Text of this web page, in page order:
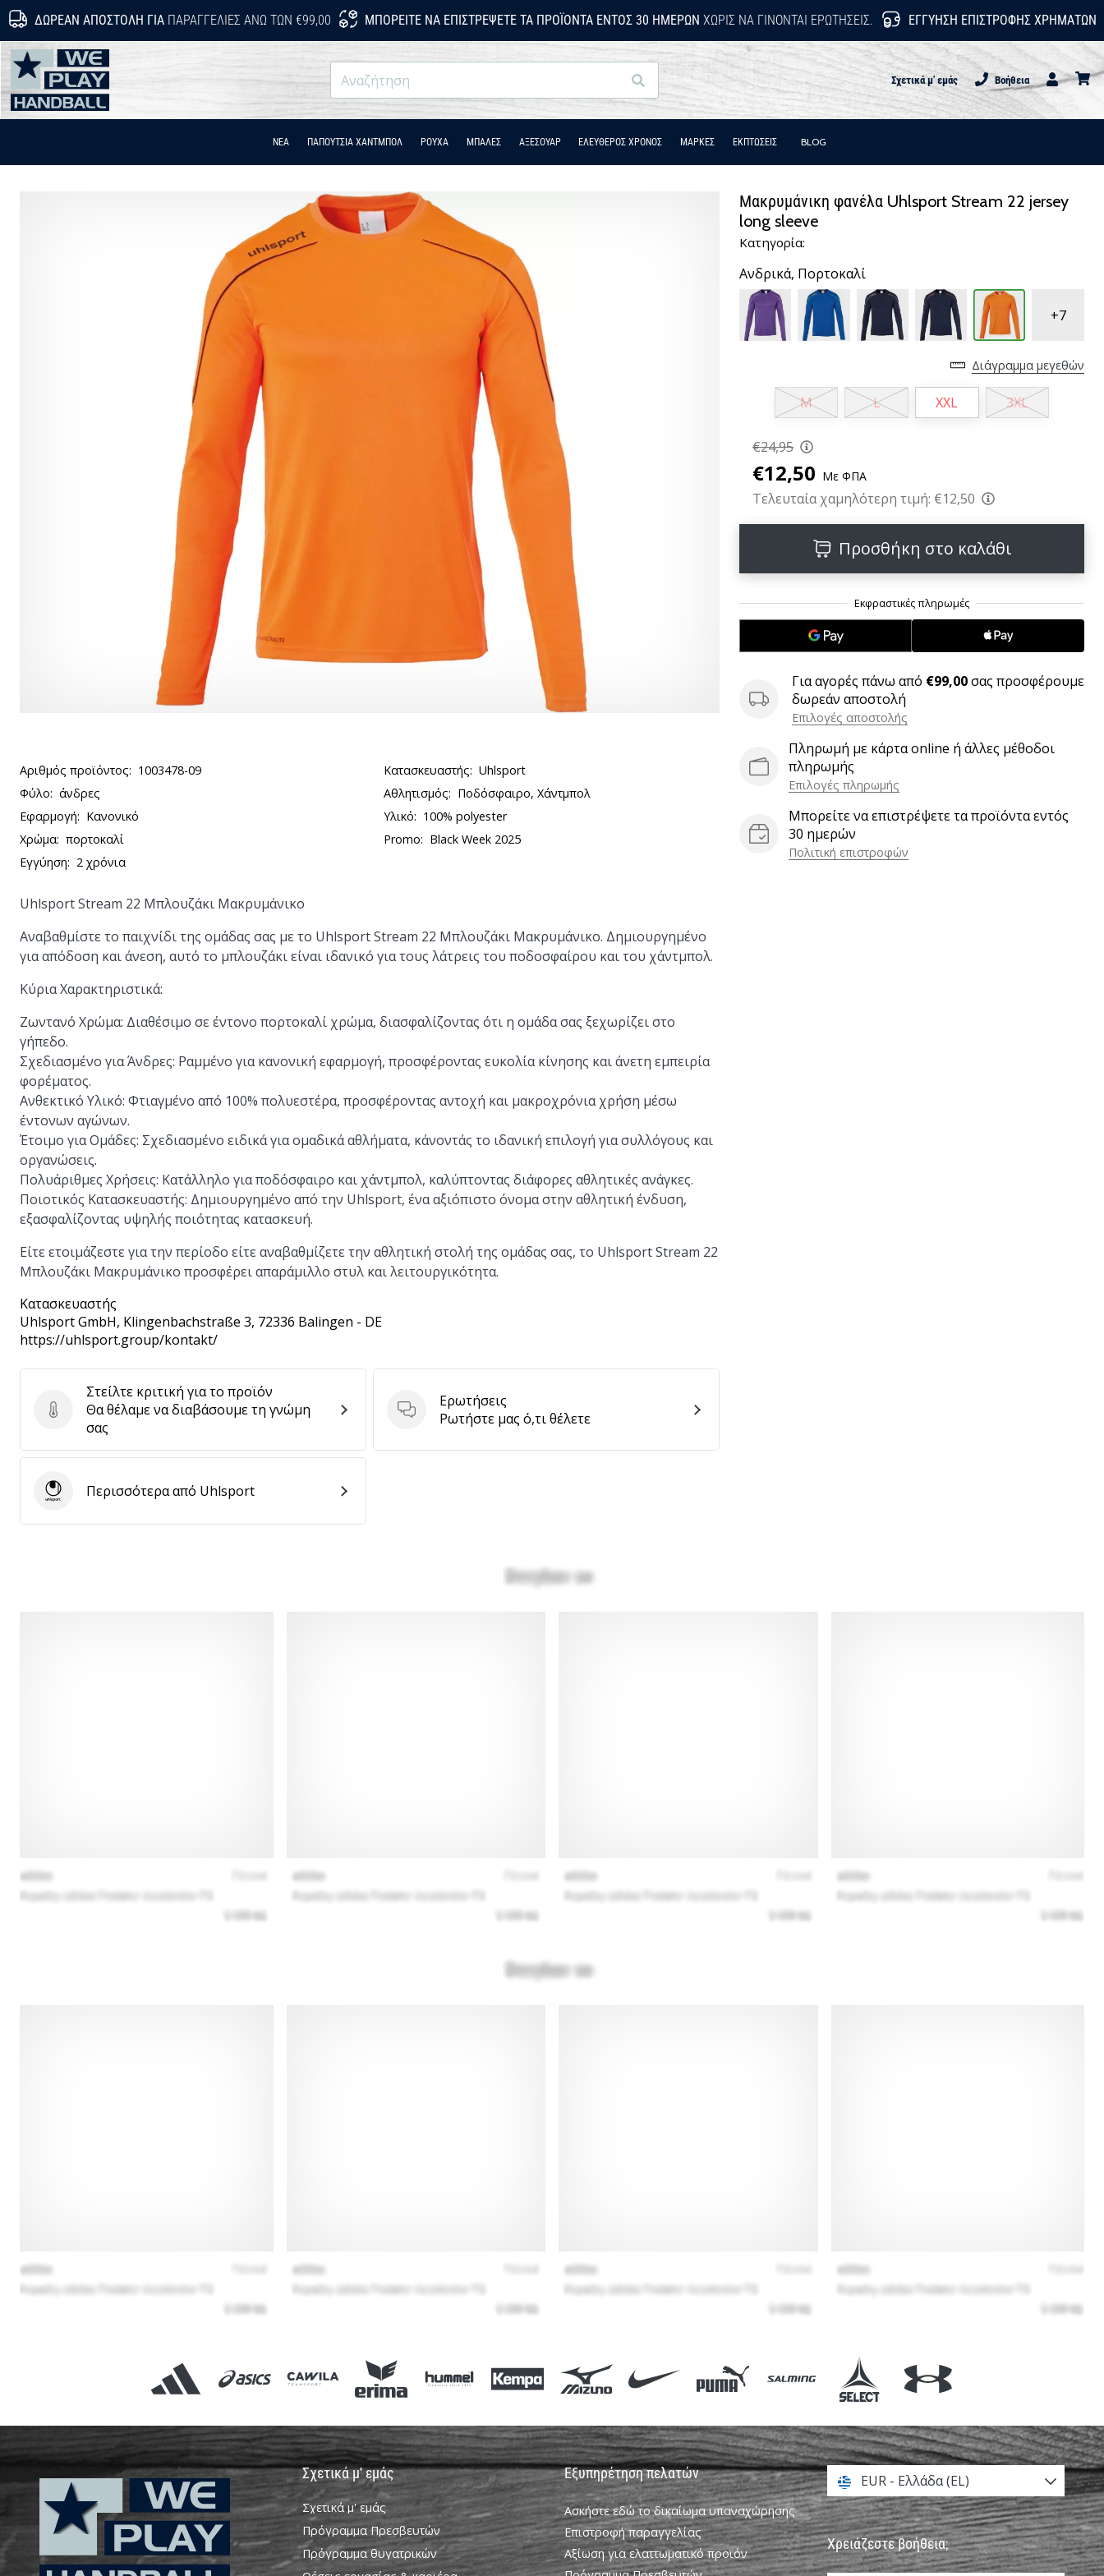
ΔΩΡΕΆΝ ΑΠΟΣΤΟΛΉ ΓΙΑΠΑΡΑΓΓΕΛΊΕΣ ΆΝΩ ΤΩΝ €99,00 ΜΠΟΡΕΊΤΕ ΝΑ ΕΠΙΣΤΡΈΨΕΤΕ ΤΑ ΠΡΟΪΌΝΤΑ ΕΝΤΌΣ 30 ΗΜΕΡΏΝ ΧΩΡΊΣ ΝΑ ΓΊΝΟΝΤΑΙ ΕΡΩΤΉΣΕΙΣ. ΕΓΓΎΗΣΗ ΕΠΙΣΤΡΟΦΉΣ ΧΡΗΜΆΤΩΝ
WePlayHandball.gr
Αναζήτηση Σχετικά μ' εμάς
Βοήθεια
Χρήστης
ΝΕΑ ΠΑΠΟΎΤΣΙΑ ΧΆΝΤΜΠΟΛ ΡΟΎΧΑ ΜΠΑΛΕΣ ΑΞΕΣΟΥΑΡ ΕΛΕΥΘΕΡΟΣ ΧΡΟΝΟΣ ΜΑΡΚΕΣ ΕΚΠΤΩΣΕΙΣ BLOG
Μακρυμάνικη φανέλα Uhlsport Stream 22 jersey
long sleeve
Κατηγορία:
Ανδρικά, Πορτοκαλί
+7
Διάγραμμα μεγεθών
M L XXL 3XL
€24,95
€12,50 Με ΦΠΑ
Τελευταία χαμηλότερη τιμή: €12,50
Προσθήκη στο καλάθι
Για αγορές πάνω από €99,00σας προσφέρουμε
δωρεάν αποστολή
Επιλογές αποστολής
Πληρωμή με κάρτα online ή άλλες μέθοδοι
πληρωμής
Επιλογές πληρωμής
Μπορείτε να επιστρέψετε τα προϊόντα εντός
30 ημερών
Πολιτική επιστροφών
Αριθμός προϊόντος: 1003478-09 Κατασκευαστής: Uhlsport
Φύλο: άνδρες Αθλητισμός: Ποδόσφαιρο, Χάντμπολ
Εφαρμογή: Κανονικό Υλικό: 100% polyester
Χρώμα: πορτοκαλί Promo: Black Week 2025
Εγγύηση: 2 χρόνια
Uhlsport Stream 22 Μπλουζάκι Μακρυμάνικο
Αναβαθμίστε το παιχνίδι της ομάδας σας με το Uhlsport Stream 22 Μπλουζάκι Μακρυμάνικο. Δημιουργημένο
για απόδοση και άνεση, αυτό το μπλουζάκι είναι ιδανικό για τους λάτρεις του ποδοσφαίρου και του χάντμπολ.
Κύρια Χαρακτηριστικά:
Ζωντανό Χρώμα: Διαθέσιμο σε έντονο πορτοκαλί χρώμα, διασφαλίζοντας ότι η ομάδα σας ξεχωρίζει στο
γήπεδο.
Σχεδιασμένο για Άνδρες: Ραμμένο για κανονική εφαρμογή, προσφέροντας ευκολία κίνησης και άνετη εμπειρία
φορέματος.
Ανθεκτικό Υλικό: Φτιαγμένο από 100% πολυεστέρα, προσφέροντας αντοχή και μακροχρόνια χρήση μέσω
έντονων αγώνων.
Έτοιμο για Ομάδες: Σχεδιασμένο ειδικά για ομαδικά αθλήματα, κάνοντάς το ιδανική επιλογή για συλλόγους και
οργανώσεις.
Πολυάριθμες Χρήσεις: Κατάλληλο για ποδόσφαιρο και χάντμπολ, καλύπτοντας διάφορες αθλητικές ανάγκες.
Ποιοτικός Κατασκευαστής: Δημιουργημένο από την Uhlsport, ένα αξιόπιστο όνομα στην αθλητική ένδυση,
εξασφαλίζοντας υψηλής ποιότητας κατασκευή.
Είτε ετοιμάζεστε για την περίοδο είτε αναβαθμίζετε την αθλητική στολή της ομάδας σας, το Uhlsport Stream 22
Μπλουζάκι Μακρυμάνικο προσφέρει απαράμιλλο στυλ και λειτουργικότητα.
Κατασκευαστής
Uhlsport GmbH, Klingenbachstraße 3, 72336 Balingen - DE
https://uhlsport.group/kontakt/
Στείλτε κριτική για το προϊόν
Στείλτε κριτική για το προϊόν
Θα θέλαμε να διαβάσουμε τη γνώμη
σας
Ερωτήσεις
Ερωτήσεις
Ρωτήστε μας ό,τι θέλετε
UhlsportΠερισσότερα από Uhlsport
Σχετικά μ' εμάς
Σχετικά μ' εμάς
Πρόγραμμα Πρεσβευτών
Πρόγραμμα θυγατρικών
Εξυπηρέτηση πελατών
Ασκήστε εδώ το δικαίωμα υπαναχώρησης
Επιστροφή παραγγελίας
Αξίωση για ελαττωματικό προϊόν
EUR - Ελλάδα (EL)
Χρειάζεστε βοήθεια;